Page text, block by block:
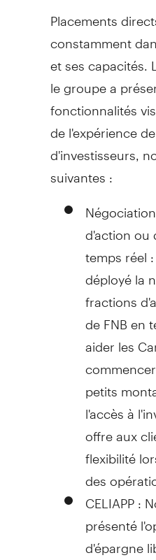
Placements
constamment
et ses capacités.
le groupe a
fonctionnalités
de l'expérience
d'investisseurs,
suivantes :
d'action ou
temps réel
déployé la
fractions
de FNB en
aider les
petits
l'accès à
offre aux
flexibilité
des
CELIAPP :
présenté
d'épargne